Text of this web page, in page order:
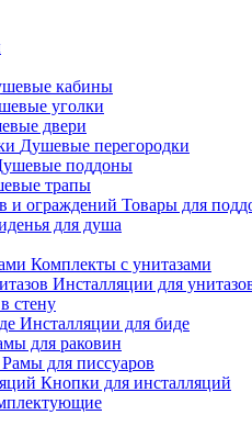
кабины
уголки
двери
Душевые перегородки
поддоны
трапы
Товары для
для душа
Комплекты с унитазами
Инсталляции для
стену
Инсталляции для биде
для раковин
Рамы для писсуаров
Кнопки для инсталляций